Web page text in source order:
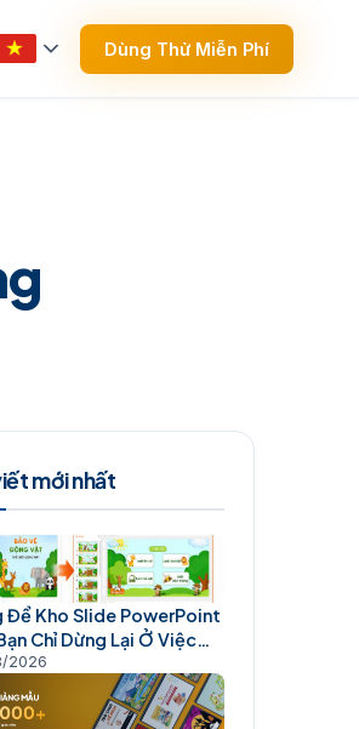
Dùng Thử Miễn Phí
mới nhất
Để Kho Slide PowerPoint
Chỉ Dừng Lại Ở Việc
2026